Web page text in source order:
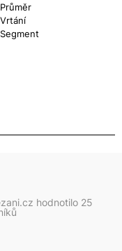
Průměr
Vrtání
Segment
hodnotilo 25